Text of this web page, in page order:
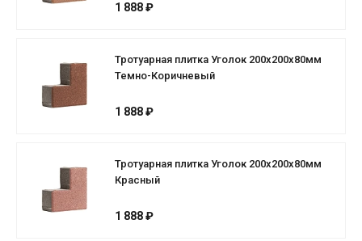
1 888 ₽
Тротуарная плитка Уголок 200х200х80мм
Темно-Коричневый
1 888 ₽
Тротуарная плитка Уголок 200х200х80мм
Красный
1 888 ₽